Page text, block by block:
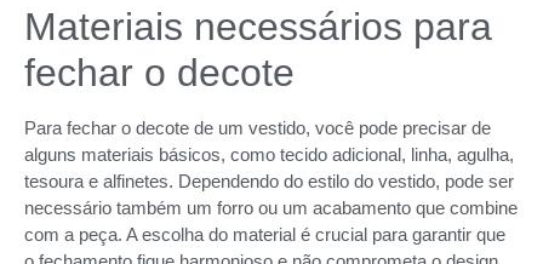
Materiais necessários para
fechar o decote
Para fechar o decote de um vestido, você pode precisar de
alguns materiais básicos, como tecido adicional, linha, agulha,
tesoura e alfinetes. Dependendo do estilo do vestido, pode ser
necessário também um forro ou um acabamento que combine
com a peça. A escolha do material é crucial para garantir que